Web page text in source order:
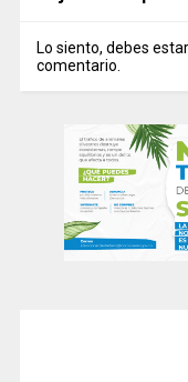
Lo siento, debes estar
comentario.